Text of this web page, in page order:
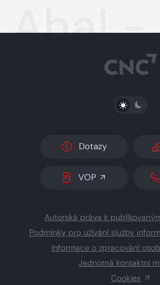
Aha! -
Dotazy
VOP
Autorská práva k
Podmínky pro užívání služby
Informace o zpracování
Jednotná kontaktní
Cookies